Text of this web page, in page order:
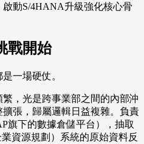
動S/4HANA升級強化核心骨
戰開始
一場硬仗。
，光是跨事業部之間的內部沖
張，歸屬邏輯日益複雜。負責
旗下的數據倉儲平台），抽取
資源規劃）系統的原始資料反